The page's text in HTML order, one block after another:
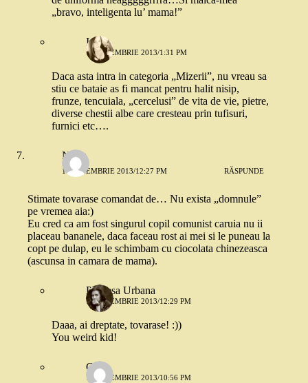
„bravo, inteligenta lu’ mama!”
Iulia
11 NOIEMBRIE 2013/1:31 PM
Daca asta intra in categoria „Mizerii”, nu vreau sa
stiu ce bataie as fi mancat pentru halit nisip,
frunze, tencuiala, „cercelusi” de vita de vie, pietre,
diverse chestii albe care cresteau prin tufisuri,
furnici etc….
Natty
11 NOIEMBRIE 2013/12:27 PM RĂSPUNDE
Stimate tovarase comandat de… Nu exista „domnule”
pe vremea aia:)
Eu cred ca am fost singurul copil comunist caruia nu ii
placeau bananele, daca faceau rost ai mei si le puneau la
copt pe dulap, eu le schimbam cu ciocolata chinezeasca
(ascunsa in camara de mama).
Printesa Urbana
11 NOIEMBRIE 2013/12:29 PM
Daaa, ai dreptate, tovarase! :))
You weird kid!
G.
12 NOIEMBRIE 2013/10:56 PM